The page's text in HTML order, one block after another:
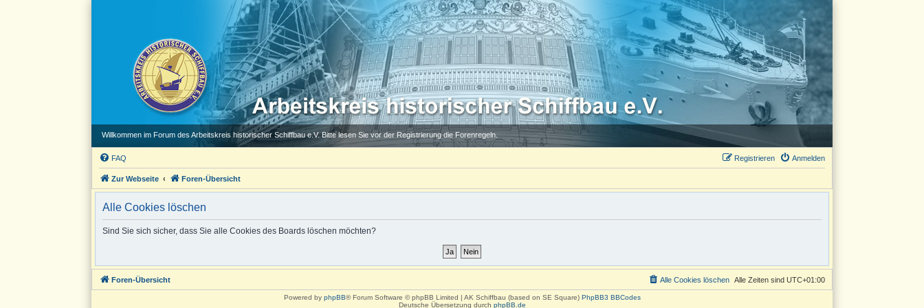
Willkommen im Forum des Arbeitskreis historischer Schiffbau e.V. Bitte lesen Sie vor der Registrierung die Forenregeln.
FAQ Anmelden
Registrieren
Zur Webseite Foren-Übersicht
Alle Cookies löschen
Sind Sie sich sicher, dass Sie alle Cookies des Boards löschen möchten?
Foren-Übersicht Alle Zeiten sind UTC+01:00
Alle Cookies löschen
Powered by phpBB® Forum Software © phpBB Limited | AK Schiffbau (based on SE Square) PhpBB3 BBCodes
Deutsche Übersetzung durch phpBB.de